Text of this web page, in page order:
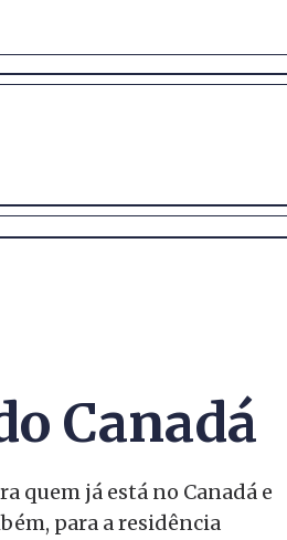
Canadá
quem já está no Canadá e
para a residência